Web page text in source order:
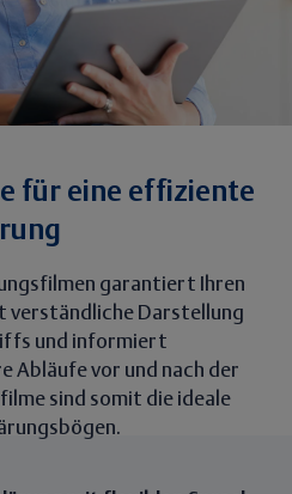
für eine effiziente
garantiert Ihren
verständliche Darstellung
und informiert
Abläufe vor und nach der
sind somit die ideale